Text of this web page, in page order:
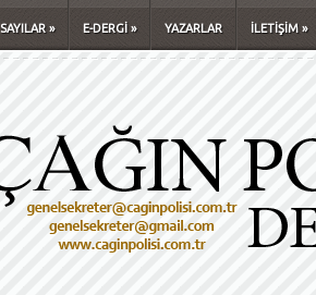
SAYILAR» E-DERGİ » YAZARLAR İLETİŞİM »